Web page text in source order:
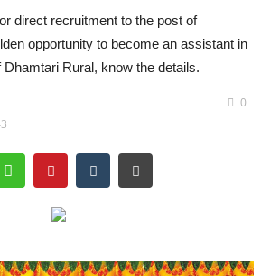
direct recruitment to the post of
opportunity to become an assistant in
Rural, know the details.
0